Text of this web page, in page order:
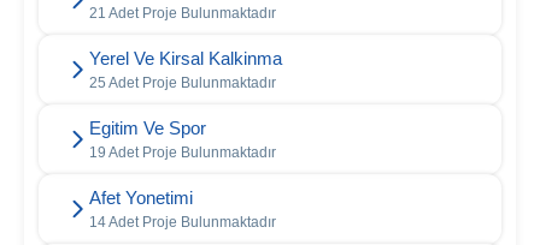
21 Adet Proje Bulunmaktadır
Yerel Ve Kirsal Kalkinma
25 Adet Proje Bulunmaktadır
Egitim Ve Spor
19 Adet Proje Bulunmaktadır
Afet Yonetimi
14 Adet Proje Bulunmaktadır